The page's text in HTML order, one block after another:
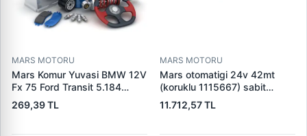
MARS MOTORU
Mars Komur Yuvasi BMW 12V
Fx 75 Ford Transit 5.184
Visteon | PARS PRS-BHL230
| OEM 97VB11000AA
269,39 TL
MARS MOTORU
Mars otomatigi 24v 42mt
(koruklu 1115667) sabit
pistonlu 3604650rx 7t0258
7x1955
11.712,57 TL